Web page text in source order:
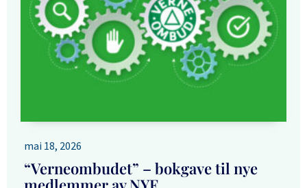
mai 18, 2026
“Verneombudet” – bokgave til nye